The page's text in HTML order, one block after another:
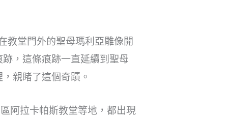
教堂門外的聖母瑪利亞雕像開
，這條痕跡一直延續到聖母
親睹了這個奇蹟。
阿拉卡帕斯教堂等地，都出現